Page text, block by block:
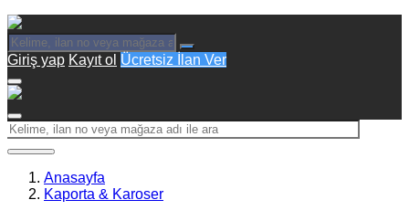
Giriş yap Kayıt ol Ücretsiz İlan Ver
Anasayfa
Kaporta & Karoser